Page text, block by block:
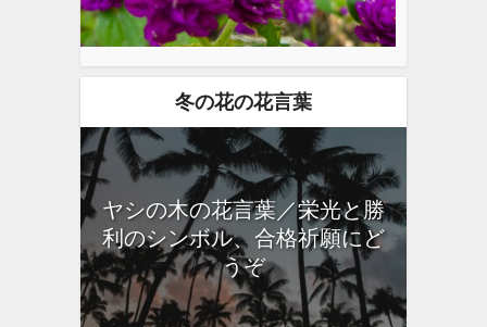
冬の花の花言葉
ヤシの木の花言葉／栄光と勝
利のシンボル、合格祈願にど
うぞ